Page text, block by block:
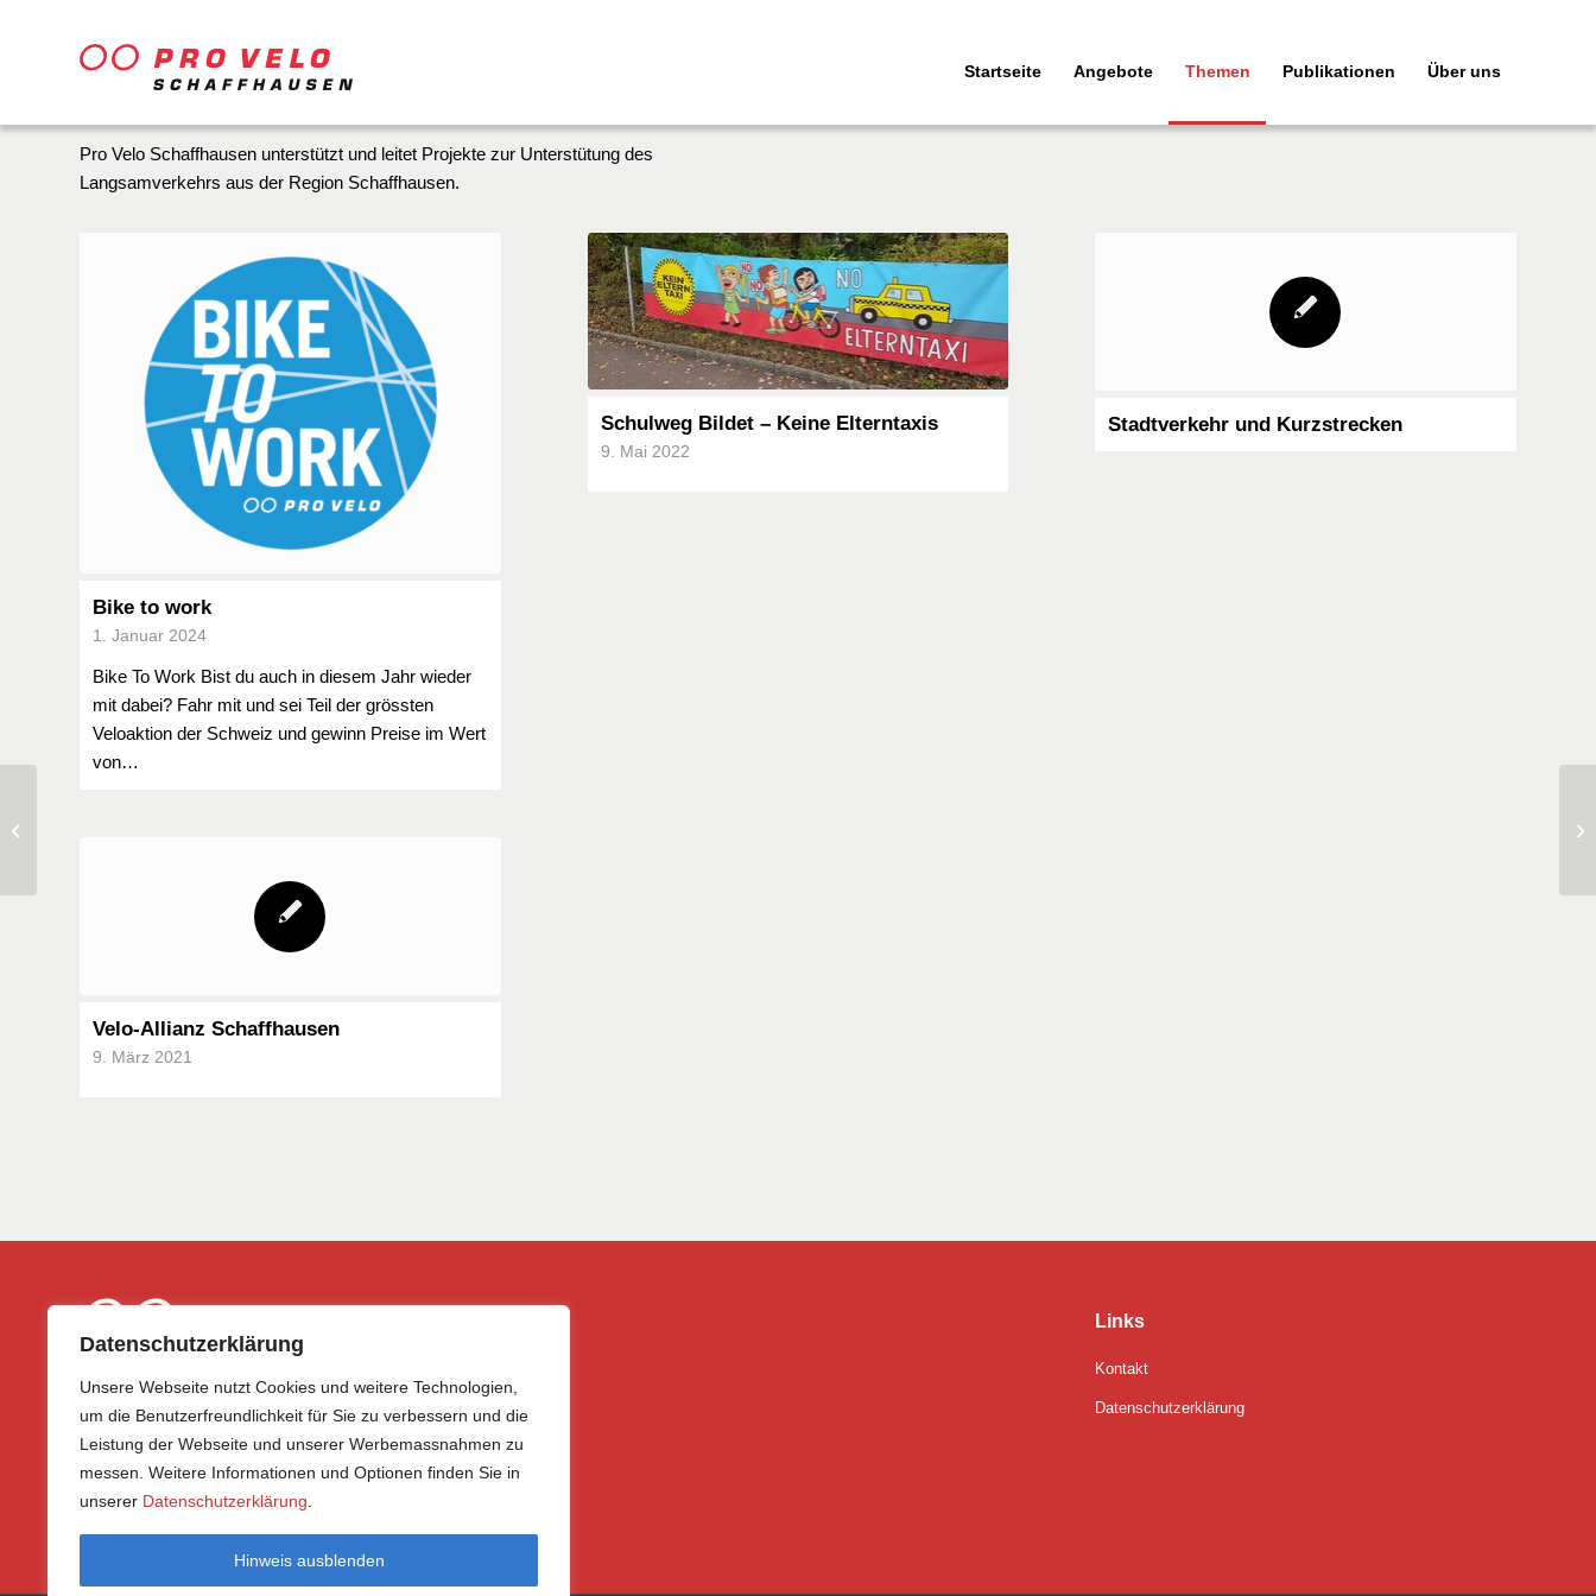
Datenschutzerklärung
Unsere Webseite nutzt Cookies und weitere Technologien,
um die Benutzerfreundlichkeit für Sie zu verbessern und die
Leistung der Webseite und unserer Werbemassnahmen zu
messen. Weitere Informationen und Optionen finden Sie in
unserer Datenschutzerklärung
Hinweis ausblenden
Startseite Angebote Themen Publikationen Über uns
Pro Velo Schaffhausen unterstützt und leitet Projekte zur Unterstütung des
Langsamverkehrs aus der Region Schaffhausen.
Bike to work
1. Januar 2024
Bike To Work Bist du auch in diesem Jahr wieder
mit dabei? Fahr mit und sei Teil der grössten
Veloaktion der Schweiz und gewinn Preise im Wert
von…
Schulweg Bildet – Keine Elterntaxis
9. Mai 2022
Stadtverkehr und Kurzstrecken
Velo-Allianz Schaffhausen
9. März 2021
CH-8200 Schaffhausen
E-Mail
info@provelo-sh.ch
Tel.
+41 78 816 35 57
Links
Kontakt
Datenschutzerklärung